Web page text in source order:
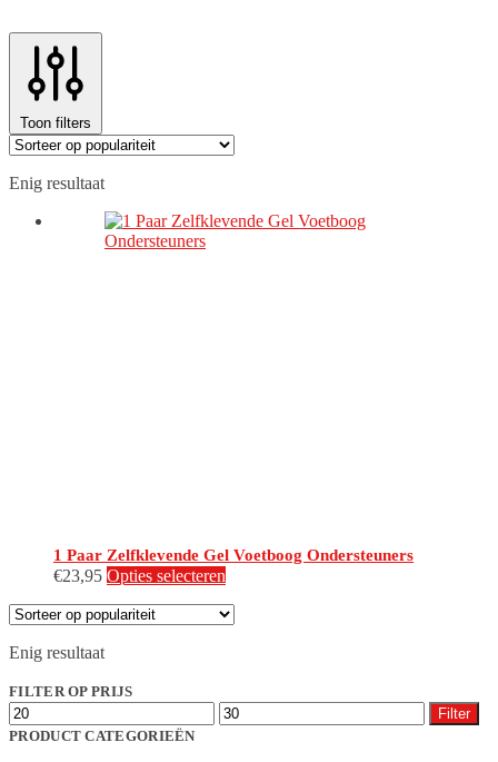
Toon filters
Enig resultaat
1 Paar Zelfklevende Gel Voetboog Ondersteuners
€23,95 Opties selecteren
Enig resultaat
FILTER OP PRIJS
Filter
PRODUCT CATEGORIEËN